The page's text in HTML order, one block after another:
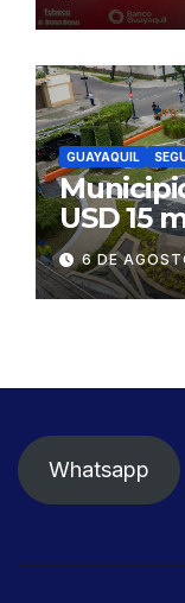
GUAYAQUIL
USD 15
6 DE
Whatsapp